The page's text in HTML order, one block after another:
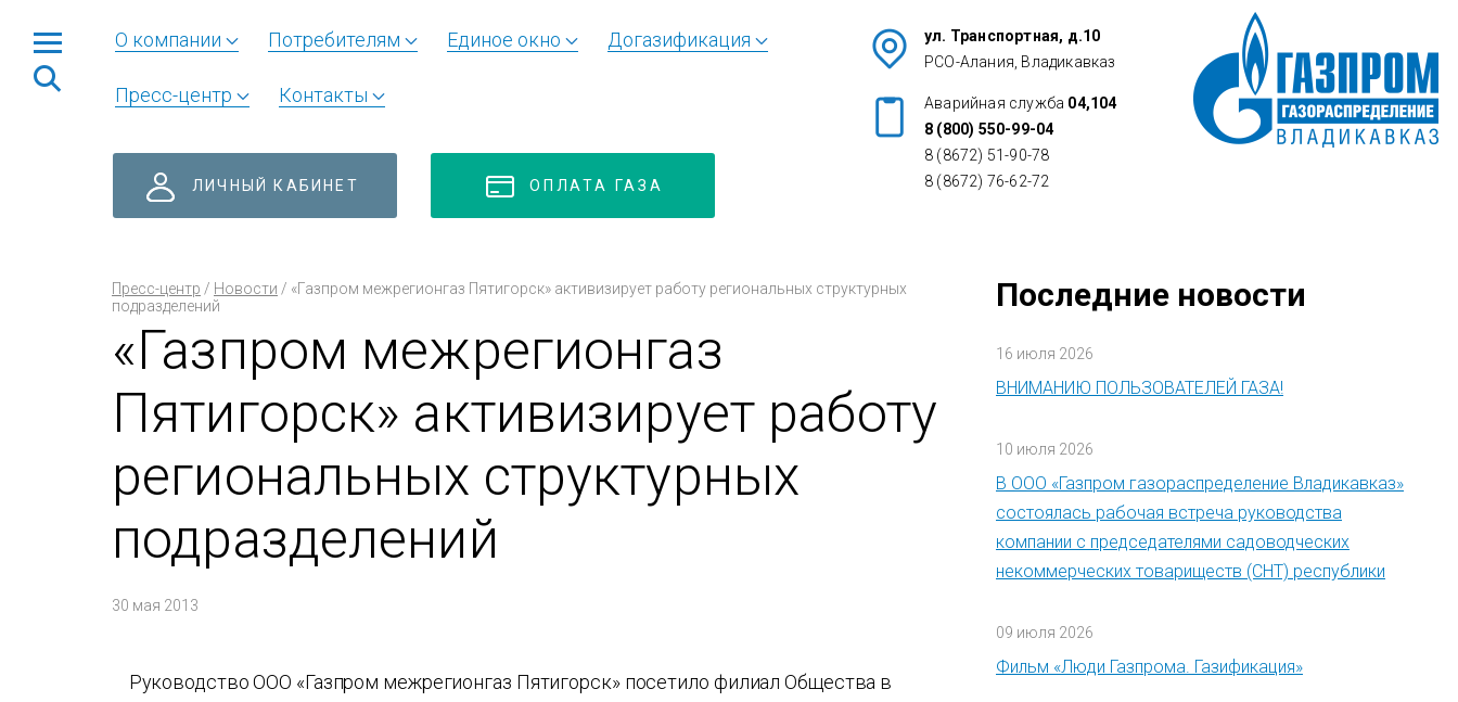
О компании Потребителям Единое окно Догазификация
Пресс-центр Контакты
ЛИЧНЫЙ КАБИНЕТ ОПЛАТА ГАЗА
ул. Транспортная, д.10
РСО-Алания, Владикавказ
Аварийная служба 04,104
8 (800) 550-99-04
8 (8672) 51-90-78
8 (8672) 76-62-72
Пресс-центр / Новости / «Газпром межрегионгаз Пятигорск» активизирует работу региональных структурных
подразделений
«Газпром межрегионгаз
Пятигорск» активизирует работу
региональных структурных
подразделений
30 мая 2013
Руководство ООО «Газпром межрегионгаз Пятигорск» посетило филиал Общества в
Последние новости
16 июля 2026
ВНИМАНИЮ ПОЛЬЗОВАТЕЛЕЙ ГАЗА!
10 июля 2026
В ООО «Газпром газораспределение Владикавказ»
состоялась рабочая встреча руководства
компании с председателями садоводческих
некоммерческих товариществ (СНТ) республики
09 июля 2026
Фильм «Люди Газпрома. Газификация»